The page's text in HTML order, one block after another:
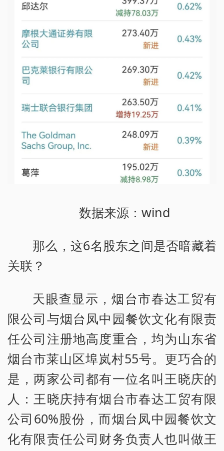
数据来源：wind
那么，这6名股东之间是否暗藏着
关联？
天眼查显示，烟台市春达工贸有
限公司与烟台凤中园餐饮文化有限责
任公司注册地高度重合，均为山东省
烟台市莱山区埠岚村55号。更巧合的
是，两家公司都有一位名叫王晓庆的
人：王晓庆持有烟台市春达工贸有限
公司60%股份，而烟台凤中园餐饮文
化有限责任公司财务负责人也叫做王